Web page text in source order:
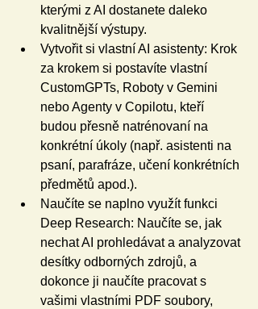
kterými z AI dostanete daleko
kvalitnější výstupy.
Vytvořit si vlastní AI asistenty: Krok
za krokem si postavíte vlastní
CustomGPTs, Roboty v Gemini
nebo Agenty v Copilotu, kteří
budou přesně natrénovaní na
konkrétní úkoly (např. asistenti na
psaní, parafráze, učení konkrétních
předmětů apod.).
Naučíte se naplno využít funkci
Deep Research: Naučíte se, jak
nechat AI prohledávat a analyzovat
desítky odborných zdrojů, a
dokonce ji naučíte pracovat s
vašimi vlastními PDF soubory,